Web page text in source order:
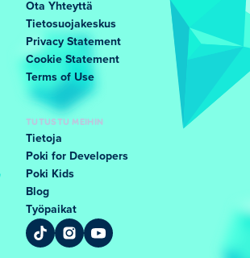
Ota Yhteyttä
Tietosuojakeskus
Privacy Statement
Cookie Statement
Terms of Use
TUTUSTU MEIHIN
Tietoja
Poki for Developers
Poki Kids
Blog
Työpaikat